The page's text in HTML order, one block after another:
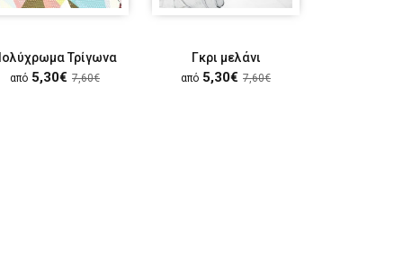
Τρίγωνα
από 5,30€ 7,60€
Γκρι μελάνι
από 5,30€ 7,60€